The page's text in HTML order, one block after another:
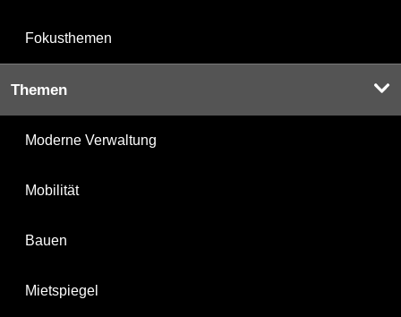
Fokusthemen
Themen
Moderne Verwaltung
Mobilität
Bauen
Mietspiegel